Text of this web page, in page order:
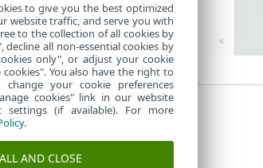
to give you the best optimized
website traffic, and serve you with
to the collection of all cookies by
decline all non-essential cookies by
only", or adjust your cookie
You also have the right to
your cookie preferences
cookies" link in our website
(if available). For more
.
AND CLOSE